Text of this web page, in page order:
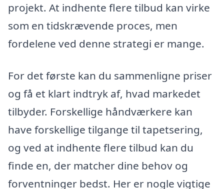
projekt. At indhente flere tilbud kan virke
som en tidskrævende proces, men
fordelene ved denne strategi er mange.
For det første kan du sammenligne priser
og få et klart indtryk af, hvad markedet
tilbyder. Forskellige håndværkere kan
have forskellige tilgange til tapetsering,
og ved at indhente flere tilbud kan du
finde en, der matcher dine behov og
forventninger bedst. Her er nogle vigtige